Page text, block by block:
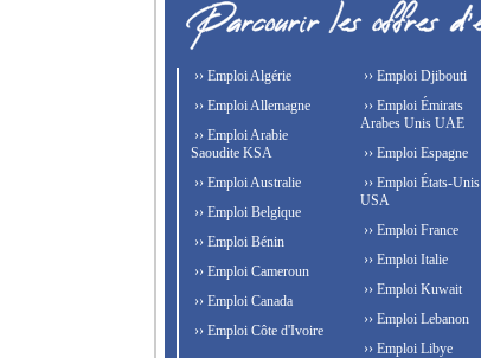
›› Emploi Algérie
›› Emploi Allemagne
›› Emploi Arabie
Saoudite KSA
›› Emploi Australie
›› Emploi Belgique
›› Emploi Bénin
›› Emploi Cameroun
›› Emploi Canada
›› Emploi Côte d'Ivoire
›› Emploi Djibouti
›› Emploi Émirats
Arabes Unis UAE
›› Emploi Espagne
›› Emploi États-Unis
USA
›› Emploi France
›› Emploi Italie
›› Emploi Kuwait
›› Emploi Lebanon
›› Emploi Libye